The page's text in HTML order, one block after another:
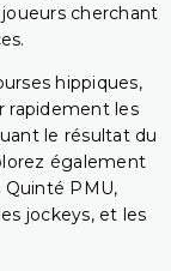
cherchant
hippiques,
rapidement les
le résultat du
également
Quinté PMU,
jockeys, et les